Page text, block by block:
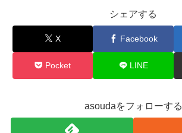
シェアする
X Facebook
Pocket LINE
asoudaをフォローする